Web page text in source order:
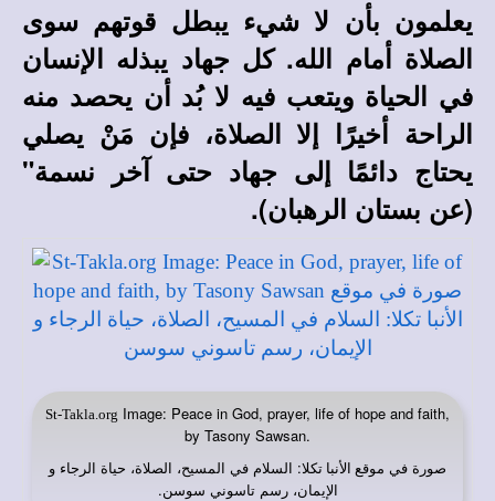
يعلمون بأن لا شيء يبطل قوتهم سوى
الصلاة أمام الله. كل جهاد يبذله الإنسان
في الحياة ويتعب فيه لا بُد أن يحصد منه
الراحة أخيرًا إلا الصلاة، فإن مَنْ يصلي
يحتاج دائمًا إلى جهاد حتى آخر نسمة"
(عن بستان الرهبان).
St-Takla.org Image: Peace in God, prayer, life of hope and faith,
by Tasony Sawsan.
صورة في موقع الأنبا تكلا: السلام في المسيح، الصلاة، حياة الرجاء و
الإيمان، رسم تاسوني سوسن.